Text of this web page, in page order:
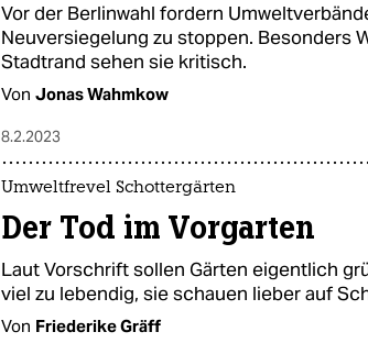
Vor der Berlinwahl fordern
Neuversiegelung zu stoppen. Besonders
Stadtrand sehen sie kritisch.
Von Jonas Wahmkow
8.2.2023
Umweltfrevel Schottergärten
Der Tod im Vorgarten
Laut Vorschrift sollen Gärten eigentlich
viel zu lebendig, sie schauen lieber auf
Von Friederike Gräff